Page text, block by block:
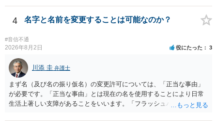
困難 仮に裁判で敗訴した場合でも、分割払いになる可能性はあります
か。 ⇒判決となり敗訴してしまった場合は、強制執行により不動産等
の財産を差し押さえられ、そこから債権回収が図られることになりま
いにより支払うことも十分可能です。 ⑤ このような事情であれば、私
識を前提にすれば、１００万円も含めて返済する必要はないと考えら
れるため、 120万円のみについて交渉を続けることがベターかと存じ
ます。
検察庁に訴えるのもありかもしれないですが、実際に捜査をするの
は、結局所轄だと思われますので、やはり結論は変わらないかもしれ
ないです。 一度、最寄りの「刑事に強い」とうたっている弁護士に相
談してみてはいかがでしょうか。 以上、ご参考まで。
4 名字と名前を変更することは可能なのか？
#音信不通
2026年8月2日 役にたった 3
川添 圭 弁護士
まず名（及び名の振り仮名）の変更許可については、「正当な事由」
が必要です。「正当な事由」とは現在の名を使用することにより日常
生活上著しい支障があることをいいます。「フラッシュバック」とい
きわめて重要になりますので、医師の診断書の記載が重要です（医学